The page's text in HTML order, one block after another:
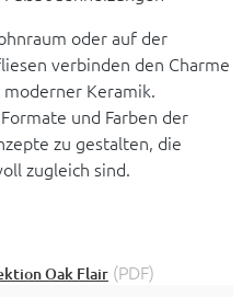
oder auf der
verbinden den Charme
Keramik.
und Farben der
zu gestalten, die
zugleich sind.
Oak Flair (PDF)